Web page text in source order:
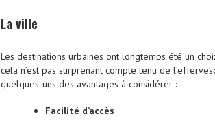
La ville
Les destinations urbaines ont longtemps été un
cela n’est pas surprenant compte tenu de
quelques-uns des avantages à considérer :
Facilité d’accès